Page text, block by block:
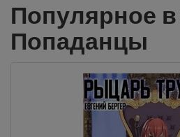
Популярное
Попаданцы